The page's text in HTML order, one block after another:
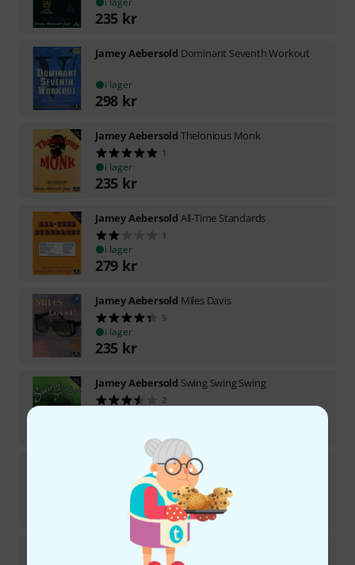
235 kr
Jamey Aebersold Dominant Seventh Workout
i lager
298 kr
Jamey Aebersold Thelonious Monk
1
i lager
235 kr
Jamey Aebersold All-Time Standards
1
i lager
279 kr
Jamey Aebersold Miles Davis
5
i lager
235 kr
Jamey Aebersold Swing Swing Swing
2
Jamey AebersoldTurnarounds, Cycles & II-V7s
i lager
kr
Jamey AebersoldThe Scale Syllabus